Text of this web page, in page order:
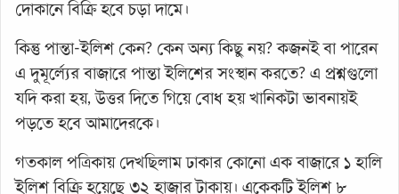
দোকানে বিক্রি হবে চড়া দামে।
কিন্তু পান্তা-ইলিশ কেন? কেন অন্য কিছু নয়? কজনই বা পারেন
এ দুমূর্ল্যের বাজারে পান্তা ইলিশের সংস্থান করতে? এ প্রশ্নগুলো
যদি করা হয়, উত্তর দিতে গিয়ে বোধ হয় খানিকটা ভাবনায়ই
পড়তে হবে আমাদেরকে।
গতকাল পত্রিকায় দেখছিলাম ঢাকার কোনো এক বাজারে ১ হালি
ইলিশ বিক্রি হয়েছে ৩২ হাজার টাকায়। একেকটি ইলিশ ৮